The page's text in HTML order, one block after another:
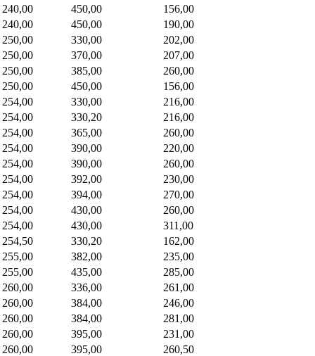
240,00
450,00
156,00
240,00
450,00
190,00
250,00
330,00
202,00
250,00
370,00
207,00
250,00
385,00
260,00
250,00
450,00
156,00
254,00
330,00
216,00
254,00
330,20
216,00
254,00
365,00
260,00
254,00
390,00
220,00
254,00
390,00
260,00
254,00
392,00
230,00
254,00
394,00
270,00
254,00
430,00
260,00
254,00
430,00
311,00
254,50
330,20
162,00
255,00
382,00
235,00
255,00
435,00
285,00
260,00
336,00
261,00
260,00
384,00
246,00
260,00
384,00
281,00
260,00
395,00
231,00
260,00
395,00
260,50